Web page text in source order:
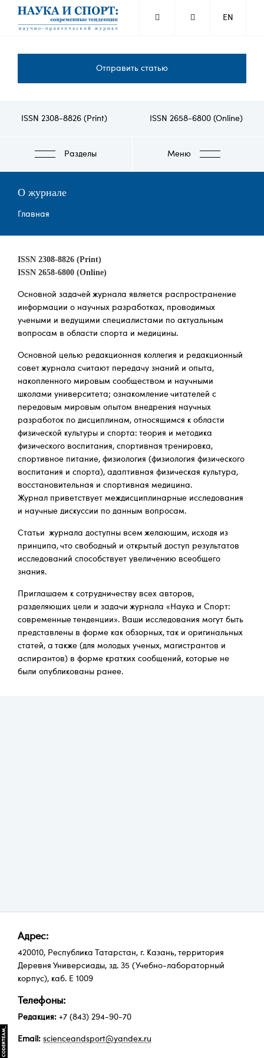
Перейти
основному
EN
Отправить статью
ISSN 2308-8826 (Print) ISSN 2658-6800 (Online)
Разделы Меню
О журнале
Строка
Главная
ISSN 2308-8826 (Print)
ISSN 2658-6800 (Online)
Основной задачей журнала является распространение
информации о научных разработках, проводимых
учеными и ведущими специалистами по актуальным
вопросам в области спорта и медицины.
Основной целью редакционная коллегия и редакционный
совет журнала считают передачу знаний и опыта,
накопленного мировым сообществом и научными
школами университета; ознакомление читателей с
передовым мировым опытом внедрения научных
разработок по дисциплинам, относящимся к области
физической культуры и спорта: теория и методика
физического воспитания, спортивная тренировка,
спортивное питание, физиология (физиология физического
воспитания и спорта), адаптивная физическая культура,
восстановительная и спортивная медицина.
Журнал приветствует междисциплинарные исследования
и научные дискуссии по данным вопросам.
Статьи журнала доступны всем желающим, исходя из
принципа, что свободный и открытый доступ результатов
исследований способствует увеличению всеобщего
знания.
Приглашаем к сотрудничеству всех авторов,
разделяющих цели и задачи журнала «Наука и Спорт:
cовременные тенденции». Ваши исследования могут быть
представлены в форме как обзорных, так и оригинальных
статей, а также (для молодых ученых, магистрантов и
аспирантов) в форме кратких сообщений, которые не
были опубликованы ранее.
Адрес:
420010, Республика Татарстан, г. Казань, территория
Деревня Универсиады, зд. 35 (Учебно-лабораторный
корпус), каб. Е 1009
Телефоны:
Редакция: +7 (843) 294-90-70
Email: scienceandsport@yandex.ru